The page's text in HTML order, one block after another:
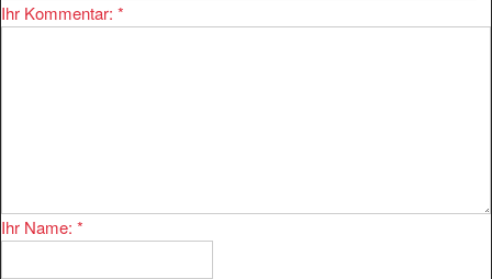
Ihr Kommentar: *
Ihr Name: *